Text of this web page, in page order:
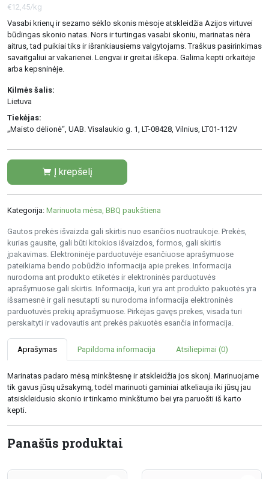
€12,45/kg
Vasabi krienų ir sezamo sėklo skonis mėsoje atskleidžia Azijos virtuvei
būdingas skonio natas. Nors ir turtingas vasabi skoniu, marinatas nėra
aitrus, tad puikiai tiks ir išrankiausiems valgytojams. Traškus pasirinkimas
savaitgaliui ar vakarienei. Lengvai ir greitai iškepa. Galima kepti orkaitėje
arba kepsninėje.
Kilmės šalis:
Lietuva
Tiekėjas:
„Maisto dėlionė“, UAB. Visalaukio g. 1, LT-08428, Vilnius, LT01-112V
Į krepšelį
Kategorija: Marinuota mėsa, BBQ paukštiena
Gautos prekės išvaizda gali skirtis nuo esančios nuotraukoje. Prekės,
kurias gausite, gali būti kitokios išvaizdos, formos, gali skirtis
įpakavimas. Elektroninėje parduotuvėje esančiuose aprašymuose
pateikiama bendo pobūdžio informacija apie prekes. Informacija
nurodoma ant produkto etiketės ir elektroninės parduotuvės
aprašymuose gali skirtis. Informacija, kuri yra ant produkto pakuotės yra
išsamesnė ir gali nesutapti su nurodoma informacija elektroninės
parduotuvės prekių aprašymuose. Pirkėjas gavęs prekes, visada turi
perskaityti ir vadovautis ant prekės pakuotės esančia informacija.
Aprašymas Papildoma informacija Atsiliepimai (0)
Marinatas padaro mėsą minkštesnę ir atskleidžia jos skonį. Marinuojame
tik gavus jūsų užsakymą, todėl marinuoti gaminiai atkeliauja iki jūsų jau
atsiskleidusio skonio ir tinkamo minkštumo bei yra paruošti iš karto
kepti.
Panašūs produktai